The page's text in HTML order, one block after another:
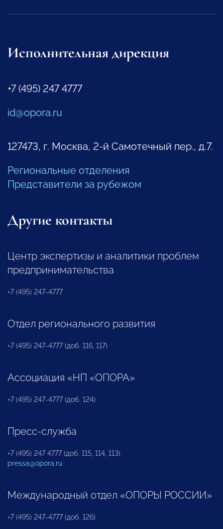
Исполнительная дирекция
+7 (495) 247 4777
id@opora.ru
127473, г. Москва, 2-й Самотечный пер., д.7.
Региональные отделения
Представители за рубежом
Другие контакты
Центр экспертизы и аналитики проблем
предпринимательства
+7 (495) 247-4777
Отдел регионального развития
+7 (495) 247-4777 (доб. 116, 117)
Ассоциация «НП «ОПОРА»
+7 (495) 247-4777 (доб. 124)
Пресс-служба
+7 (495) 247 4777 (доб. 115, 114, 113)
pressa@opora.ru
Международный отдел «ОПОРЫ РОССИИ»
+7 (495) 247-4777 (доб. 126)